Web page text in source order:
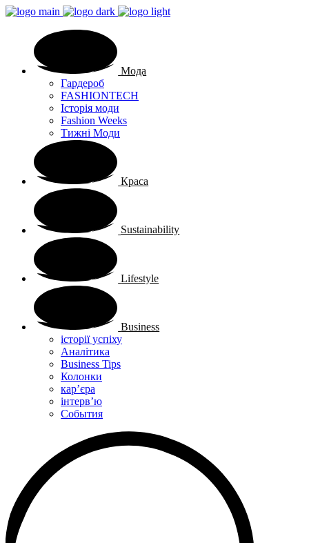
Мода
Гардероб
FASHIONTECH
Історія моди
Fashion Weeks
Тижні Моди
Краса
Sustainability
Lifestyle
Business
історії успіху
Аналітика
Business Tips
Колонки
кар’єра
інтерв’ю
Cобытия